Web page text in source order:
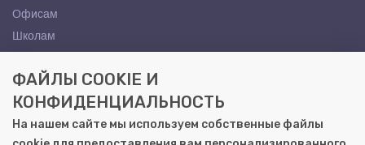
Офисам
Школам
КОНТАКТЫ
Саратов, ул. Осипова, 10А
+7 (8452) 72-65-65
ФАЙЛЫ COOKIE И
КОНФИДЕНЦИАЛЬНОСТЬ
На нашем сайте мы используем собственные файлы